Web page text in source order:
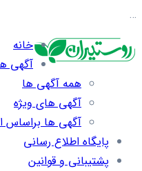
…
خانه
آگهی
همه آگهی ها
آگهی های ویژه
آگهی ها براساس
پایگاه اطلاع رسانی
پشتیبانی و قوانین